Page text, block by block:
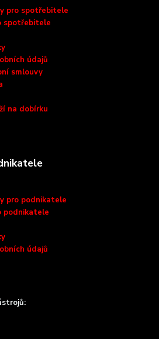
pro spotřebitele
spotřebitele
údajů
smlouvy
na dobírku
pro podnikatele
podnikatele
údajů